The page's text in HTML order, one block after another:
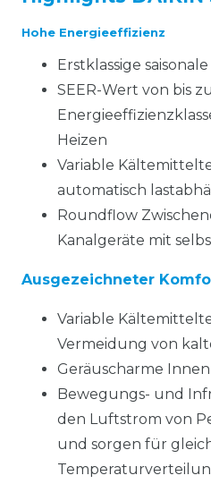
Hohe Energieeffizienz
Erstklassige
SEER-Wert von bis
Heizen
Variable
automatisch
Roundflow
Kanalgeräte mit
Ausgezeichneter
Variable
Vermeidung von
Geräuscharme
Bewegungs- und
den Luftstrom von
und sorgen für